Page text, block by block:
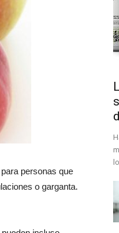
personas que
o garganta.